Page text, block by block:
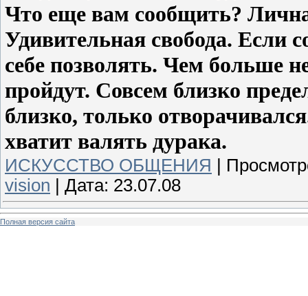
Что еще вам сообщить?
Удивительная свобода. Если
себе позволять. Чем больше
пройдут. Совсем близко
близко, только
хватит валять дурака.
ИСКУССТВО ОБЩЕНИЯ |
vision | Дата: 23.07.08
Полная версия сайта